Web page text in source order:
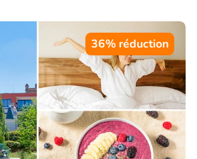
36% réduction